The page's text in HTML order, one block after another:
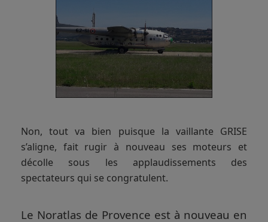
Non, tout va bien puisque la vaillante GRISE
s’aligne, fait rugir à nouveau ses moteurs et
décolle sous les applaudissements des
spectateurs qui se congratulent.
Le Noratlas de Provence est à nouveau en